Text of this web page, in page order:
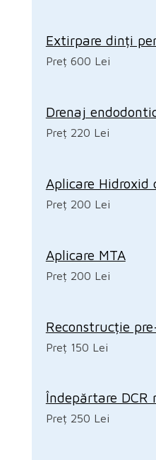
Extirpare dinți
Preț 600 Lei
Drenaj
Preț 220 Lei
Aplicare Hidroxid
Preț 200 Lei
Aplicare MTA
Preț 200 Lei
Reconstrucție
Preț 150 Lei
Îndepărtare
Preț 250 Lei